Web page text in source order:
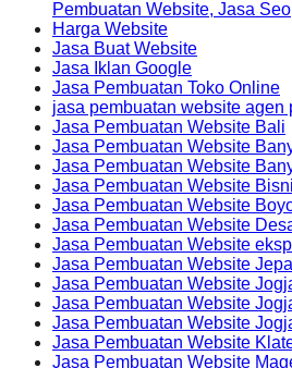
Pembuatan Website, Jasa
Harga Website
Jasa Buat Website
Jasa Iklan Google
Jasa Pembuatan Toko Online
jasa pembuatan website agen
Jasa Pembuatan Website Bali
Jasa Pembuatan Website
Jasa Pembuatan Website
Jasa Pembuatan Website
Jasa Pembuatan Website
Jasa Pembuatan Website
Jasa Pembuatan Website
Jasa Pembuatan Website
Jasa Pembuatan Website
Jasa Pembuatan Website
Jasa Pembuatan Website
Jasa Pembuatan Website
Jasa Pembuatan Website